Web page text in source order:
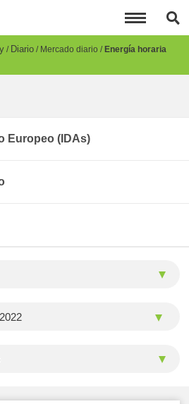
Diario Mercado diario Energía horaria
Europeo (IDAs)